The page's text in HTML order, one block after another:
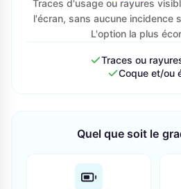
Traces d'usage ou rayures
l'écran, sans aucune incidence
L'option la plus
Traces ou
Coque et/ou
Quel que soit le